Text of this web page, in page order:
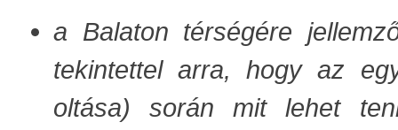
a Balaton térségére
tekintettel arra, hogy az
oltása) során mit lehet